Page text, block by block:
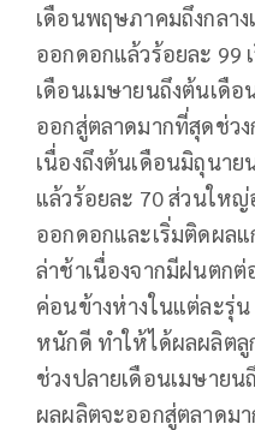
เดือนพฤษภาคมถึงกลา
ออกดอกแล้วร้อยละ 99
เดือนเมษายนถึงต้นเดื
ออกสู่ตลาดมากที่สุดช่ว
เนื่องถึงต้นเดือนมิถุนา
แล้วร้อยละ 70 ส่วนให
ออกดอกและเริ่มติดผล
ล่าช้าเนื่องจากมีฝนตกต่
ค่อนข้างห่างในแต่ละรุ่
หนักดี ทำให้ได้ผลผลิตลู
ช่วงปลายเดือนเมษายน
ผลผลิตจะออกสู่ตลาดม